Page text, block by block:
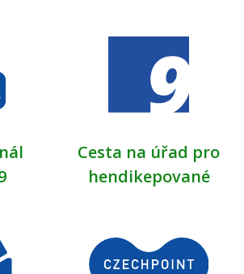
Cesta na úřad pro
hendikepované